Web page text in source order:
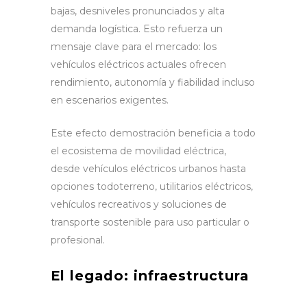
bajas, desniveles pronunciados y alta
demanda logística. Esto refuerza un
mensaje clave para el mercado: los
vehículos eléctricos actuales ofrecen
rendimiento, autonomía y fiabilidad incluso
en escenarios exigentes.
Este efecto demostración beneficia a todo
el ecosistema de movilidad eléctrica,
desde vehículos eléctricos urbanos hasta
opciones todoterreno, utilitarios eléctricos,
vehículos recreativos y soluciones de
transporte sostenible para uso particular o
profesional.
El legado: infraestructura